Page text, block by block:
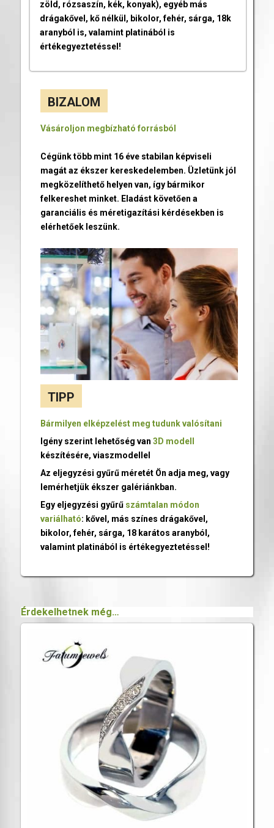
zöld, rózsaszín, kék, konyak), egyéb más
drágakővel, kő nélkül, bikolor, fehér, sárga, 18k
aranyból is, valamint platinából is
értékegyeztetéssel!
BIZALOM
Vásároljon megbízható forrásból
Cégünk több mint 16 éve stabilan képviseli
magát az ékszer kereskedelemben. Üzletünk jól
megközelíthető helyen van, így bármikor
felkereshet minket. Eladást követően a
garanciális és méretigazítási kérdésekben is
elérhetőek leszünk.
TIPP
Bármilyen elképzelést meg tudunk valósítani
Igény szerint lehetőség van 3D modell
készítésére, viaszmodellel
Az eljegyzési gyűrű méretét Ön adja meg, vagy
lemérhetjük ékszer galériánkban.
Egy eljegyzési gyűrű számtalan módon
variálható: kővel, más színes drágakővel,
bikolor, fehér, sárga, 18 karátos aranyból,
valamint platinából is értékegyeztetéssel!
Érdekelhetnek még…